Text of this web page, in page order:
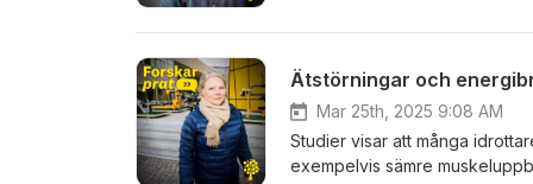
ingredienserna i en
modernare varianter om
hur man ska bemöta en
Ätstörningar och
Mar 25th, 2025 9:08 AM
Studier visar att många
exempelvis sämre